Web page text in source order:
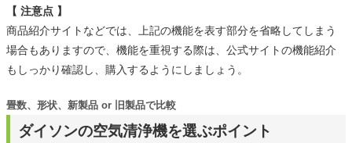
【 注意点 】
商品紹介サイトなどでは、上記の機能を表す部分を省略してしまう
場合もありますので、機能を重視する際は、公式サイトの機能紹介
もしっかり確認し、購入するようにしましょう。
ダイソンの空気清浄機を選ぶポイント
畳数、形状、新製品 or 旧製品で比較